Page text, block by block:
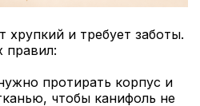
и требует заботы.
правил:
протирать корпус и
чтобы канифоль не